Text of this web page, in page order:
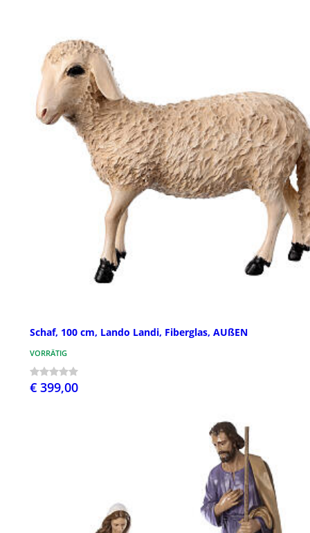
Schaf, 100 cm, Lando Landi, Fiberglas, AUßEN
VORRÄTIG
€ 399,00